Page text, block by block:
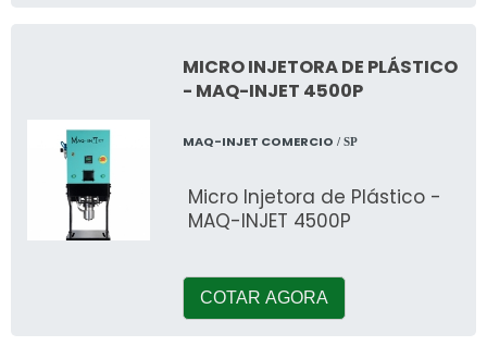
MICRO INJETORA DE PLÁSTICO
- MAQ-INJET 4500P
MAQ-INJET COMERCIO / SP
Micro Injetora de Plástico -
MAQ-INJET 4500P
COTAR AGORA